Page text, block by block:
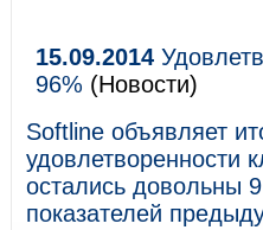
15.09.2014
96% (Новости)
Softline объявляет
удовлетворенности
остались довольны
показателей